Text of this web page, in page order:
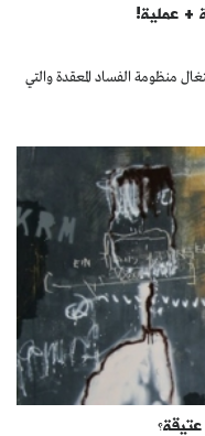
+ عملية!
منظومة الفساد المعقدة والتي